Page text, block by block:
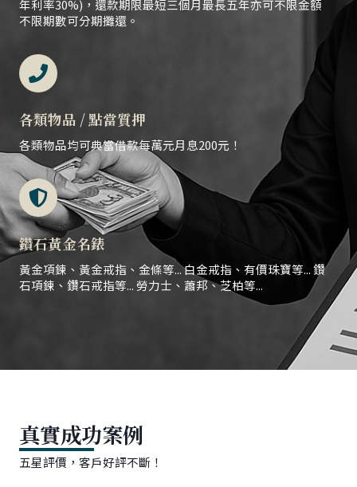
年利率30%)，還款期限最短三個月最長五年亦可不限金額
不限期數可分期攤還。
各類物品 / 點當質押
各類物品均可典當借款每萬元月息200元！
鑽石黃金名錶
黃金項鍊、黃金戒指、金條等... 白金戒指、有價珠寶等... 鑽
石項鍊、鑽石戒指等... 勞力士、蕭邦、芝柏等...
真實成功案例
五星評價，客戶好評不斷！